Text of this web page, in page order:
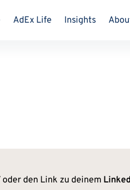
AdEx Life Insights
oder den Link zu deinem